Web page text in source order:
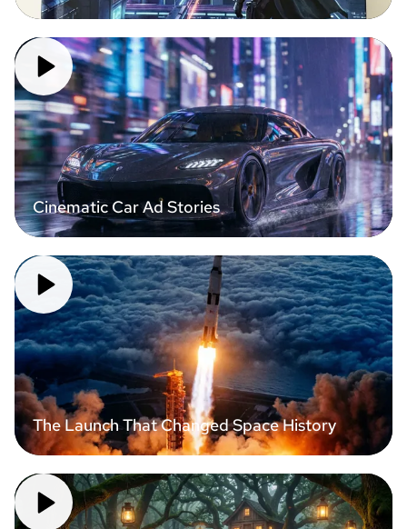
Cinematic Car Ad Stories
The Launch That Changed Space History